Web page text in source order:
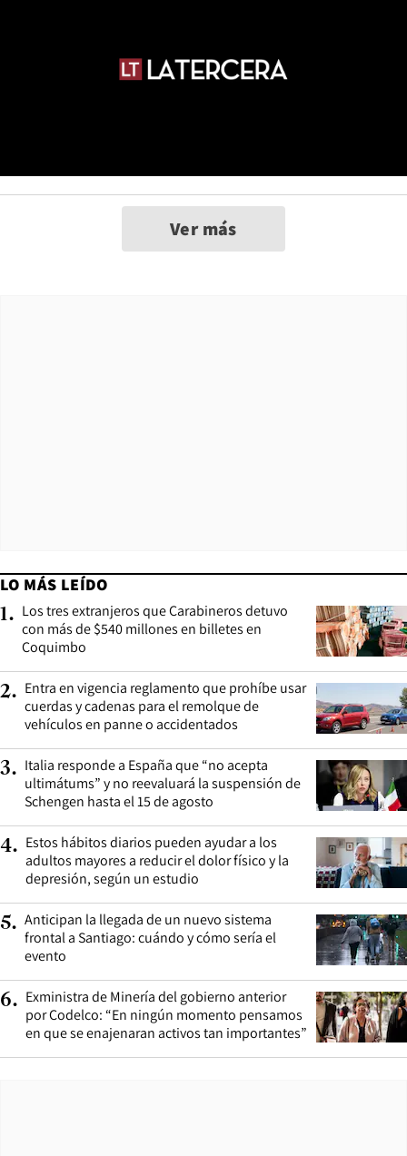
Ver más
LO MÁS LEÍDO
1. Los tres extranjeros que Carabineros detuvo
con más de $540 millones en billetes en
Coquimbo
2. Entra en vigencia reglamento que prohíbe usar
cuerdas y cadenas para el remolque de
vehículos en panne o accidentados
3. Italia responde a España que “no acepta
ultimátums” y no reevaluará la suspensión de
Schengen hasta el 15 de agosto
4. Estos hábitos diarios pueden ayudar a los
adultos mayores a reducir el dolor físico y la
depresión, según un estudio
5. Anticipan la llegada de un nuevo sistema
frontal a Santiago: cuándo y cómo sería el
evento
6. Exministra de Minería del gobierno anterior
por Codelco: “En ningún momento pensamos
en que se enajenaran activos tan importantes”